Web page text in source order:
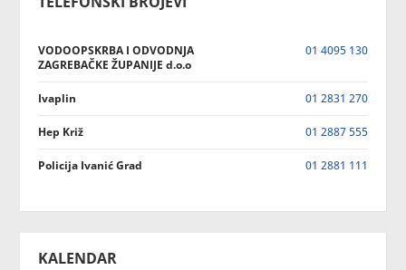
VODOOPSKRBA I ODVODNJA
ZAGREBAČKE ŽUPANIJE d.o.o
01 4095 130
Ivaplin 01 2831 270
Hep Križ 01 2887 555
Policija Ivanić Grad 01 2881 111
KALENDAR